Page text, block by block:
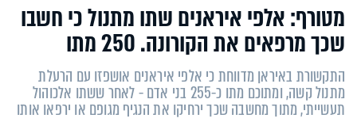
מטורף: אלפי איראנים שתו מתנול כי חשבו
שכך מרפאים את הקורונה. 250 מתו
התקשורת באיראן מדווחת כי אלפי איראנים אושפזו עם הרעלת
מתנול קשה, ומתוכם מתו כ-255 בני אדם - לאחר ששתו אלכוהול
תעשייתי, מתוך מחשבה שכך ירחיקו את הנגיף מגופם או ירפאו אותו